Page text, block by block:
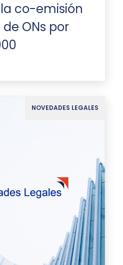
la co-emisión
ONs por
NOVEDADES LEGALES